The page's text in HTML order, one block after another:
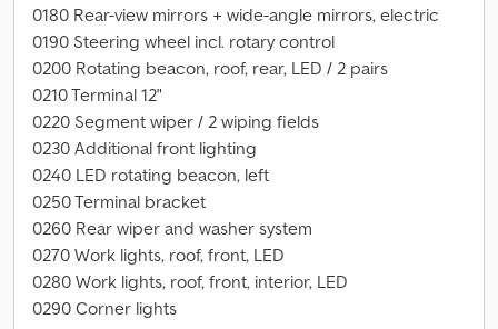
0180 Rear-view mirrors + wide-angle mirrors, electric
0190 Steering wheel incl. rotary control
0200 Rotating beacon, roof, rear, LED / 2 pairs
0210 Terminal 12"
0220 Segment wiper / 2 wiping fields
0230 Additional front lighting
0240 LED rotating beacon, left
0250 Terminal bracket
0260 Rear wiper and washer system
0270 Work lights, roof, front, LED
0280 Work lights, roof, front, interior, LED
0290 Corner lights